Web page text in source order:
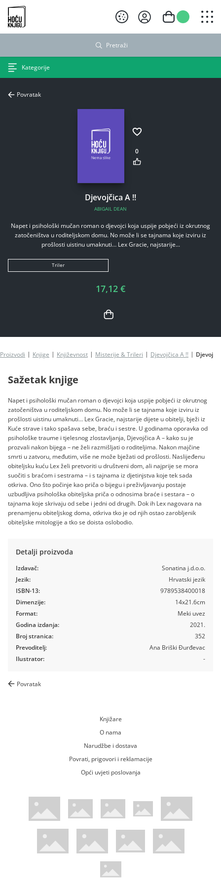
Hoću knjigu crni logo
Pretraži
Kategorije
Povratak
0
Djevojčica A !!
ABIGAIL DEAN
Napet i psihološki mučan roman o djevojci koja uspije pobjeći iz okrutnog
zatočeništva u roditeljskom domu. No može li se tajnama koje izviru iz
prošlosti uistinu umaknuti… Lex Gracie, najstarije...
Triler
17,12 €
Proizvodi Knjige Književnost Misterije & Trileri Djevojčica A !!
Sažetak knjige
Napet i psihološki mučan roman o djevojci koja uspije pobjeći iz okrutnog
zatočeništva u roditeljskom domu. No može li se tajnama koje izviru iz
prošlosti uistinu umaknuti… Lex Gracie, najstarije dijete u obitelji, bježi iz
Kuće strave i tako spašava sebe, braću i sestre. U godinama oporavka od
psihološke traume i tjelesnog zlostavljanja, Djevojčica A – kako su je
prozvali nakon bijega – ne želi razmišljati o roditeljima. Nakon majčine
smrti u zatvoru, međutim, više ne može bježati od prošlosti. Naslijeđenu
obiteljsku kuću Lex želi pretvoriti u društveni dom, ali najprije se mora
suočiti s braćom i sestrama – i s tajnama iz djetinjstva koje tek sada
otkriva. Ono što počinje kao priča o bijegu i preživljavanju postaje
uzbudljiva psihološka obiteljska priča o odnosima braće i sestara – o
tajnama koje skrivaju od sebe i jedni od drugih. Dok ih Lex nagovara na
prenamjenu obiteljskog doma, otkriva tko je od njih ostao zarobljenik
obiteljske mitologije a tko se doista oslobodio.
Detalji proizvoda
Izdavač:
Jezik:
ISBN-13:
Dimenzije:
Format:
Godina izdanja:
Broj stranica:
Prevoditelj:
Ilustrator:
Sonatina j.d.o.o.
Hrvatski jezik
9789538400018
14x21.6cm
Meki uvez
2021.
352
Ana Briški Đurđevac
-
Povratak
Knjižare
O nama
Narudžbe i dostava
Povrati, prigovori i reklamacije
Opći uvjeti poslovanja
WsPay web stranicaMaestro web stranicaMastercard web stranicaAmerican Express web stranica
Visa web stranica
Diners web stranicaTrustwave certificiranoMastercard sigurnosni kod web
Pci Dss certificirano
Verified by Visa web stranica